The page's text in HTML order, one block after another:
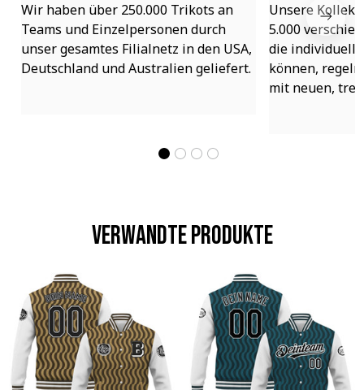
Wir haben über 250.000 Trikots an
Teams und Einzelpersonen durch
unser gesamtes Filialnetz in den USA,
Deutschland und Australien geliefert.
Unsere
5.000
die individuell
können,
mit neuen,
Verwandte Produkte